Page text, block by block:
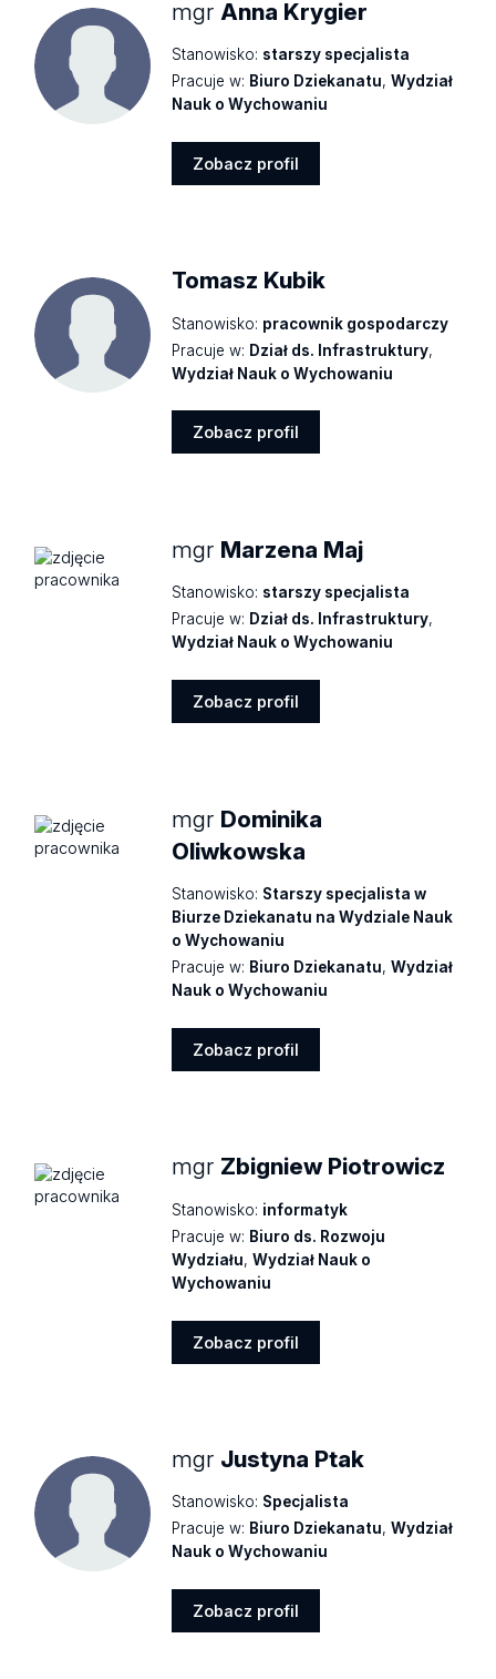
mgr Anna Krygier
Stanowisko: starszy specjalista
Pracuje w: Biuro Dziekanatu,Wydział
Nauk o Wychowaniu
Zobacz profil
Tomasz Kubik
Stanowisko: pracownik gospodarczy
Pracuje w: Dział ds. Infrastruktury,
Wydział Nauk o Wychowaniu
Zobacz profil
mgr Marzena Maj
Stanowisko: starszy specjalista
Pracuje w: Dział ds. Infrastruktury,
Wydział Nauk o Wychowaniu
Zobacz profil
mgr Dominika
Oliwkowska
Stanowisko: Starszy specjalista w
Biurze Dziekanatu na Wydziale Nauk
o Wychowaniu
Pracuje w: Biuro Dziekanatu,Wydział
Nauk o Wychowaniu
Zobacz profil
mgr Zbigniew Piotrowicz
Stanowisko: informatyk
Pracuje w: Biuro ds. Rozwoju
Wydziału,Wydział Nauk o
Wychowaniu
Zobacz profil
mgr Justyna Ptak
Stanowisko: Specjalista
Pracuje w: Biuro Dziekanatu,Wydział
Nauk o Wychowaniu
Zobacz profil